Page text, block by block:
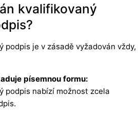
kvalifikovaný
podpis je v zásadě vyžadován vždy,
písemnou formu:
podpis nabízí možnost zcela